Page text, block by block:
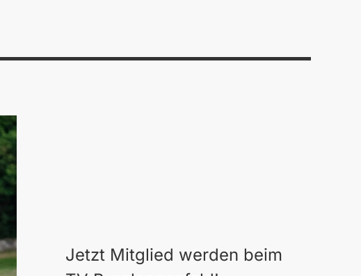
Jetzt Mitglied werden beim